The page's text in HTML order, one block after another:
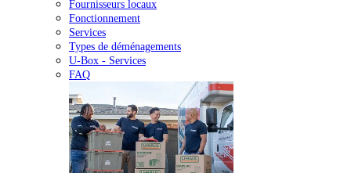
Fournisseurs locaux
Fonctionnement
Services
Types de déménagements
U-Box - Services
FAQ